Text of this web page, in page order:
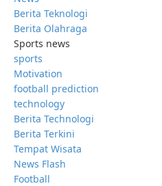
Berita Teknologi
Berita Olahraga
Sports news
sports
Motivation
football prediction
technology
Berita Technologi
Berita Terkini
Tempat Wisata
News Flash
Football